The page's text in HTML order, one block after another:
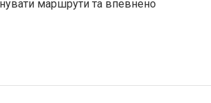
маршрути та впевнено